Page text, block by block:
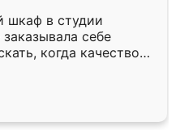
шкаф в студии
себе
когда качеством
кухня уже почти